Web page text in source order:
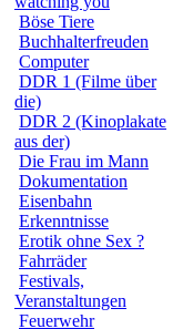
Böse Tiere
Buchhalterfreuden
Computer
DDR 1 (Filme über
die)
DDR 2 (Kinoplakate
aus der)
Die Frau im Mann
Dokumentation
Eisenbahn
Erkenntnisse
Erotik ohne Sex ?
Fahrräder
Festivals,
Veranstaltungen
Feuerwehr